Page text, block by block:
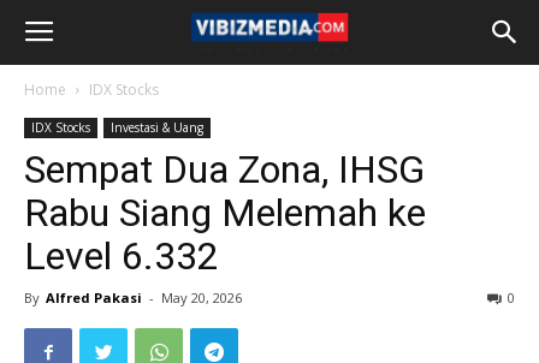
Home IDX Stocks
IDX Stocks Investasi & Uang
Sempat Dua Zona, IHSG
Rabu Siang Melemah ke
Level 6.332
By Alfred Pakasi - May 20, 2026 0